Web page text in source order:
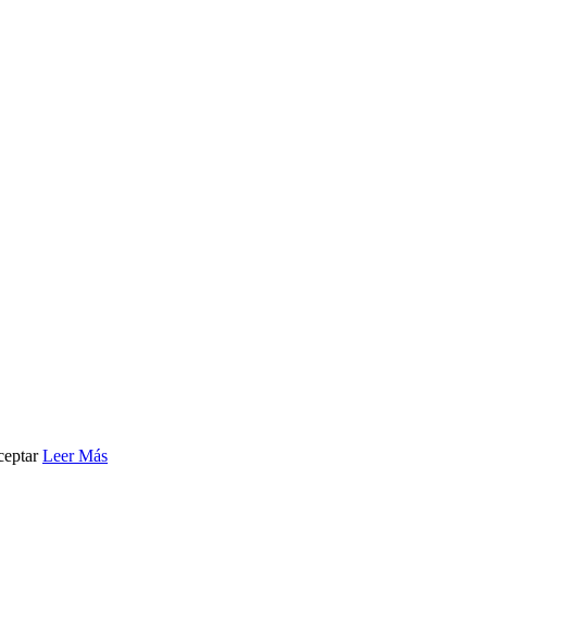
Leer Más